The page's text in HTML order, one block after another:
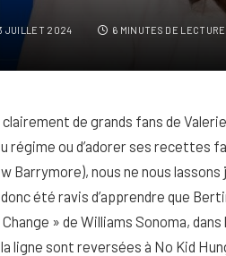
JUILLET 2024 6 MINUTES DE LECTURE
de grands fans de
régime ou d’adorer ses recettes
Barrymore), nous ne nous
été ravis d’apprendre que
» de Williams Sonoma,
ligne sont reversées à No Kid